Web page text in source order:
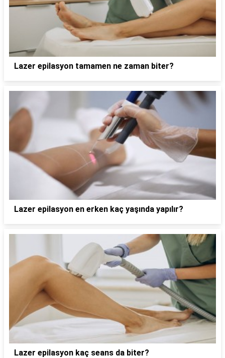
Lazer epilasyon tamamen ne zaman biter?
Lazer epilasyon en erken kaç yaşında yapılır?
Lazer epilasyon kaç seans da biter?